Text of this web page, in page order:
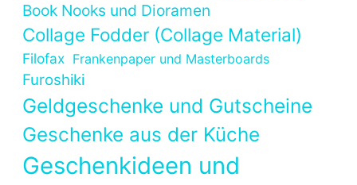
Book Nooks und Dioramen
Collage Fodder (Collage Material)
Filofax Frankenpaper und Masterboards
Furoshiki
Geldgeschenke und Gutscheine
Geschenke aus der Küche
Geschenkideen und